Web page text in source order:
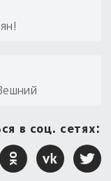
в соц. сетях: